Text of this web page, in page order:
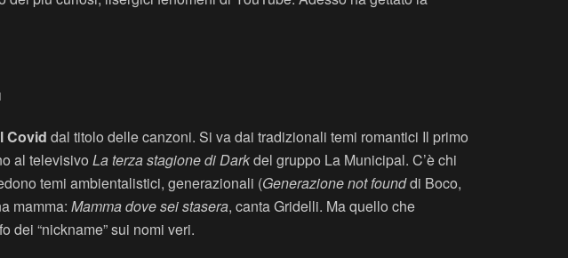
Covid dal titolo delle canzoni. Si va dai tradizionali temi romantici Il primo
al televisivo La terza stagione di Darkdel gruppo La Municipal. C’è chi
temi ambientalistici, generazionali (Generazione not founddi Boco,
mamma: Mamma dove sei stasera, canta Gridelli. Ma quello che
dei “nickname” sui nomi veri.